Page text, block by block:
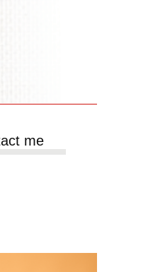
me